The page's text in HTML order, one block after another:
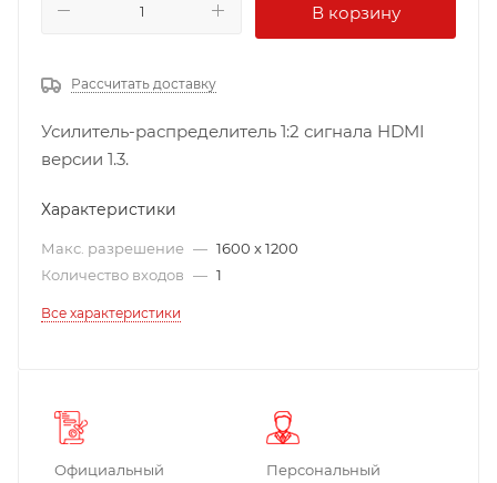
В корзину
Рассчитать доставку
Усилитель-распределитель 1:2 сигнала HDMI
версии 1.3.
Характеристики
Макс. разрешение — 1600 x 1200
Количество входов — 1
Все характеристики
Официальный
Персональный